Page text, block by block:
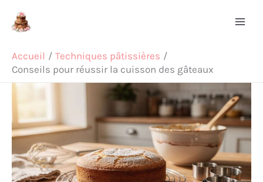
Accueil
Techniques pâtissières
Conseils pour réussir la cuisson des gâteaux
Rechercher